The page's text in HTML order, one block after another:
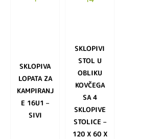
SKLOPIVA
LOPATA ZA
KAMPIRANJ
E 16U1 –
SIVI
SKLOPIVI
STOL U
OBLIKU
KOVČEGA
SA 4
SKLOPIVE
STOLICE –
120 X 60 X